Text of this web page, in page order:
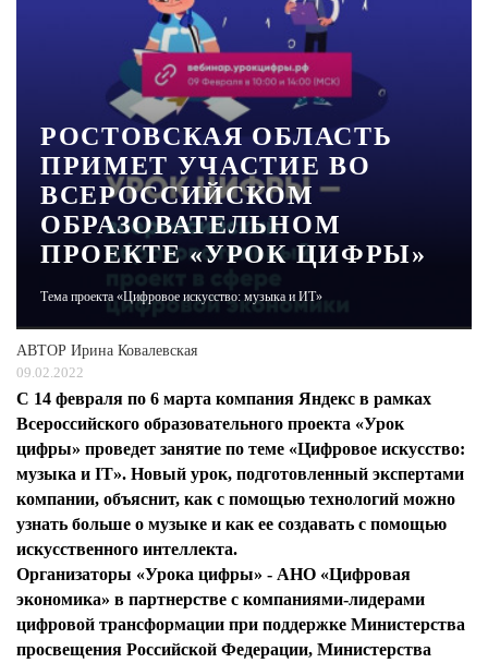
СТИЛЬ ЖИЗНИ
ХАЙП
ЧЕЛОВЕК ОСОБЕННЫЙ
КУЛЬТ ЕДЫ
АФИША
ЖУРНАЛ
РОСТОВСКАЯ ОБЛАСТЬ
ПРИМЕТ УЧАСТИЕ ВО
ВСЕРОССИЙСКОМ
ОБРАЗОВАТЕЛЬНОМ
ПРОЕКТЕ «УРОК ЦИФРЫ»
Тема проекта «Цифровое искусство: музыка и ИТ»
АВТОР Ирина Ковалевская
09.02.2022
С 14 февраля по 6 марта компания Яндекс в рамках
Всероссийского образовательного проекта «Урок
цифры» проведет занятие по теме «Цифровое искусство:
музыка и IT». Новый урок, подготовленный экспертами
компании, объяснит, как с помощью технологий можно
узнать больше о музыке и как ее создавать с помощью
искусственного интеллекта.
Организаторы «Урока цифры» - АНО «Цифровая
экономика» в партнерстве с компаниями-лидерами
цифровой трансформации при поддержке Министерства
просвещения Российской Федерации, Министерства